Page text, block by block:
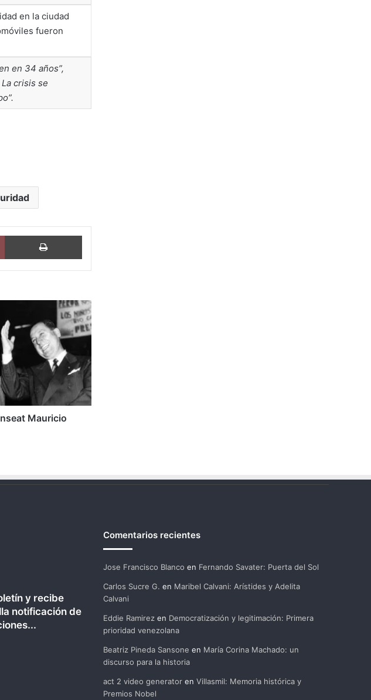
en la ciudad
fueron
en 34 años”,
crisis se
Pinterest Imprimir
Mauricio
y recibe
notificación de
Comentarios recientes
Jose Francisco Blanco en Fernando Savater: Puerta del Sol
Carlos Sucre G. en Maribel Calvani: Arístides y Adelita
Calvani
Eddie Ramirezen Democratización y legitimación: Primera
prioridad venezolana
Beatriz Pineda Sansone en María Corina Machado: un
discurso para la historia
act 2 video generatoren Villasmil: Memoria histórica y
Premios Nobel